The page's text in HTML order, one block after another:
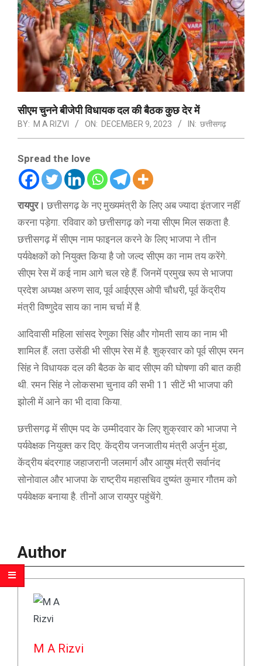
सीएम चुनने बीजेपी विधायक दल की बैठक कुछ देर में
BY: M A RIZVI ON: DECEMBER 9, 2023 IN: छत्तीसगढ़
Spread the love
रायपुर। छत्तीसगढ़ के नए मुख्यमंत्री के लिए अब ज्यादा इंतजार नहीं
करना पड़ेगा. रविवार को छत्तीसगढ़ को नया सीएम मिल सकता है.
छत्तीसगढ़ में सीएम नाम फाइनल करने के लिए भाजपा ने तीन
पर्यवेक्षकों को नियुक्त किया है जो जल्द सीएम का नाम तय करेंगे.
सीएम रेस में कई नाम आगे चल रहे हैं. जिनमें प्रमुख रूप से भाजपा
प्रदेश अध्यक्ष अरुण साव, पूर्व आईएएस ओपी चौधरी, पूर्व केंद्रीय
मंत्री विष्णुदेव साय का नाम चर्चा में है.
आदिवासी महिला सांसद रेणुका सिंह और गोमती साय का नाम भी
शामिल हैं. लता उसेंडी भी सीएम रेस में है. शुक्रवार को पूर्व सीएम रमन
सिंह ने विधायक दल की बैठक के बाद सीएम की घोषणा की बात कही
थी. रमन सिंह ने लोकसभा चुनाव की सभी 11 सीटें भी भाजपा की
झोली में आने का भी दावा किया.
छत्तीसगढ़ में सीएम पद के उम्मीदवार के लिए शुक्रवार को भाजपा ने
पर्यवेक्षक नियुक्त कर दिए. केंद्रीय जनजातीय मंत्री अर्जुन मुंडा,
केंद्रीय बंदरगाह जहाजरानी जलमार्ग और आयुष मंत्री सर्वानंद
सोनोवाल और भाजपा के राष्ट्रीय महासचिव दुष्यंत कुमार गौतम को
पर्यवेक्षक बनाया है. तीनों आज रायपुर पहुंचेंगे.
Author
M A Rizvi